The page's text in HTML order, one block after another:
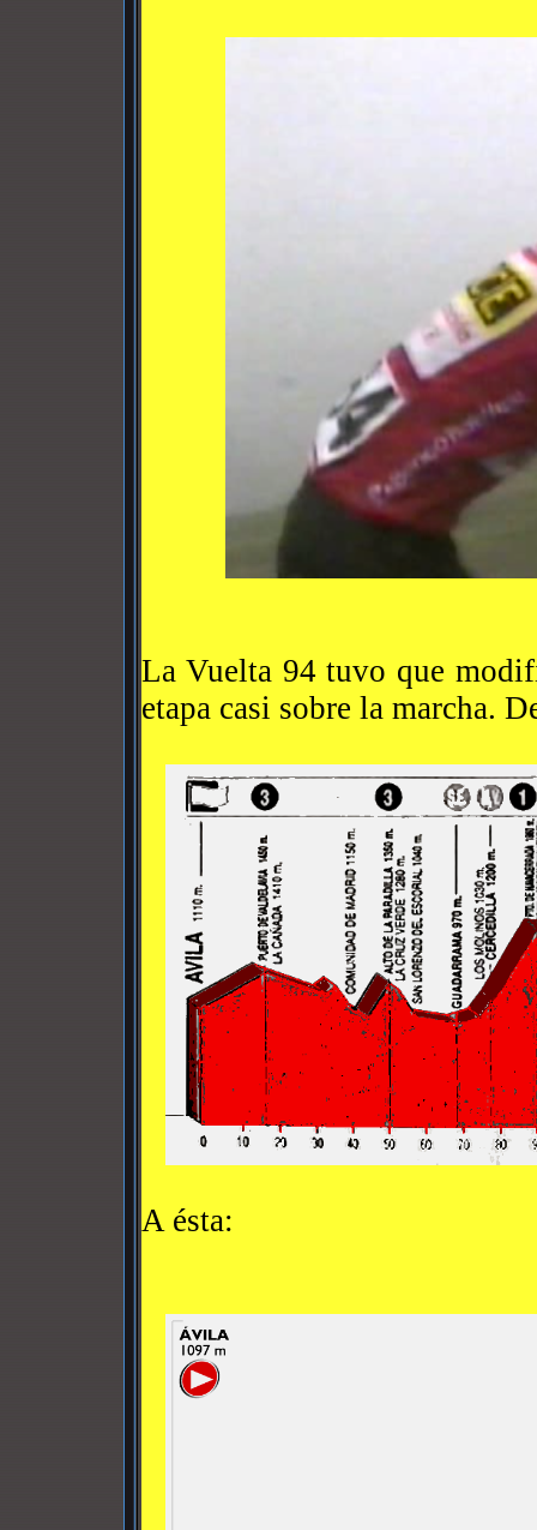
La Vuelta 94 tuvo que
etapa casi sobre la marcha.
A ésta: